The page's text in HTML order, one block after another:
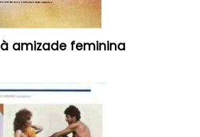
amizade feminina